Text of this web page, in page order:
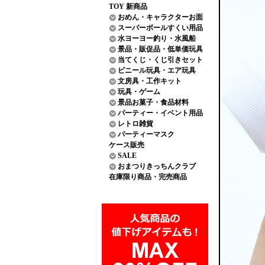
TOY 新商品
おめん・キャラクターお面
スーパーボールすくい用品
水ヨーヨー釣り・水風船
景品・販促品・低単価玩具
当てくじ・くじ引きセット
ビニール玩具・エア玩具
文房具・工作キット
玩具・ゲーム
景品お菓子・食品材料
パーティー・イベント用品
レトロ雑貨
パーティーマスク
ケース販売
SALE
おまつりきっちんクラブ
在庫限り商品・完売商品